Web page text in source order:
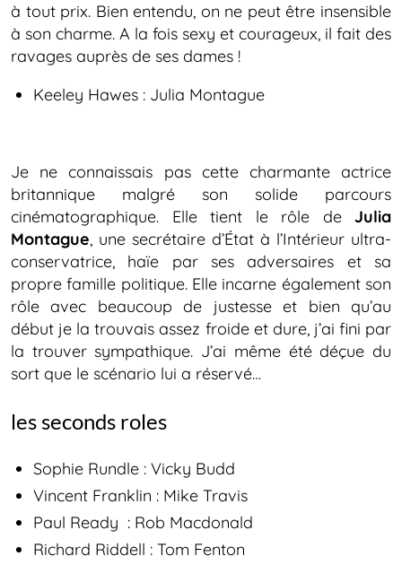
à tout prix. Bien entendu, on ne peut être insensible
à son charme. A la fois sexy et courageux, il fait des
ravages auprès de ses dames !
Keeley Hawes : Julia Montague
Je ne connaissais pas cette charmante actrice
britannique malgré son solide parcours
cinématographique. Elle tient le rôle de Julia
Montague, une secrétaire d’État à l’Intérieur ultra-
conservatrice, haïe par ses adversaires et sa
propre famille politique. Elle incarne également son
rôle avec beaucoup de justesse et bien qu’au
début je la trouvais assez froide et dure, j’ai fini par
la trouver sympathique. J’ai même été déçue du
sort que le scénario lui a réservé…
les seconds roles
Sophie Rundle : Vicky Budd
Vincent Franklin : Mike Travis
Paul Ready : Rob Macdonald
Richard Riddell : Tom Fenton